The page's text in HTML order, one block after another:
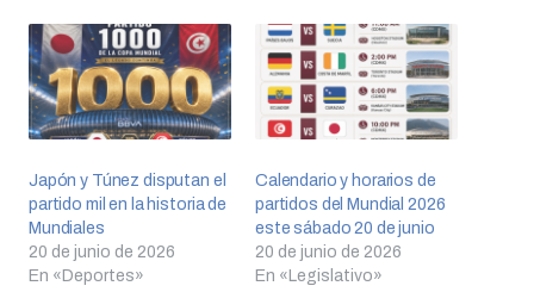
Japón y Túnez disputan el
partido mil en la historia de
Mundiales
20 de junio de 2026
En «Deportes»
Calendario y horarios de
partidos del Mundial 2026
este sábado 20 de junio
20 de junio de 2026
En «Legislativo»